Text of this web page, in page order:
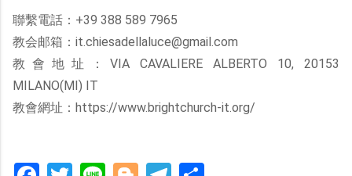
聯繫電話：+39 388 589 7965
教会邮箱：it.chiesadellaluce@gmail.com
教會地址：VIA CAVALIERE ALBERTO 10, 20153
MILANO(MI) IT
教會網址：https://www.brightchurch-it.org/
FacebookTwitter Line Blogger Telegram